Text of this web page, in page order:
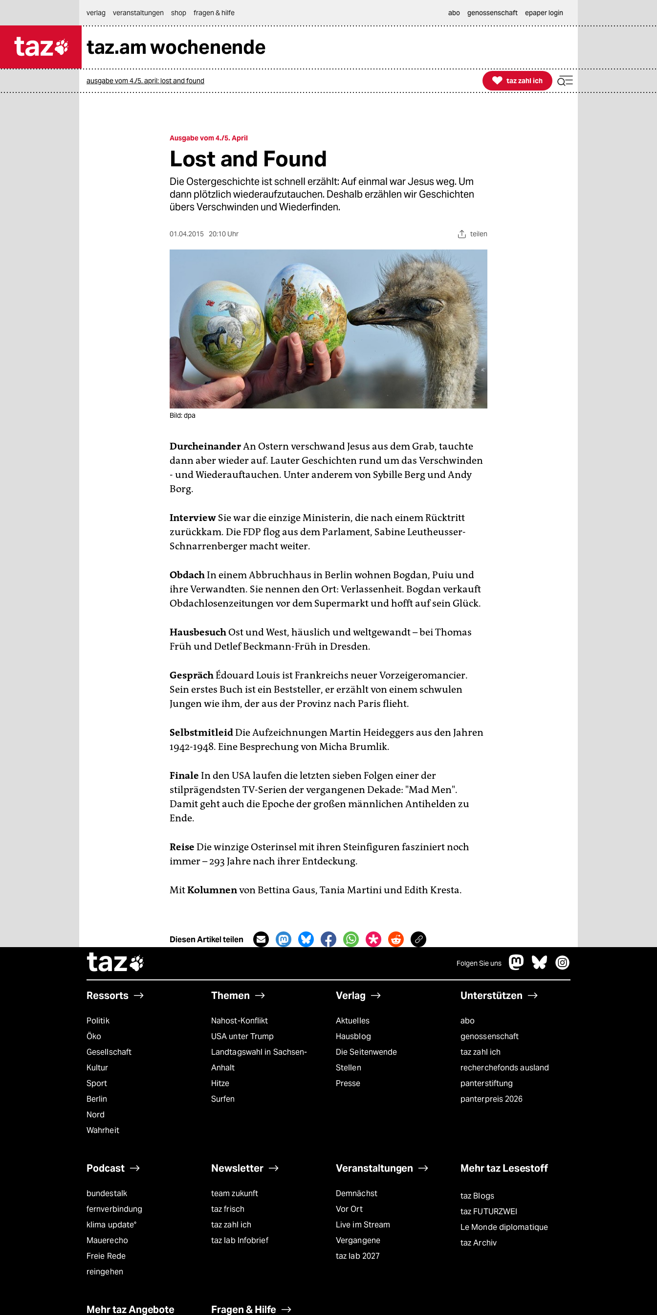
themen
verlag
veranstaltungen shop fragen & hilfe abo genossenschaft epaper login
taz.am wochenende
ausgabe vom 4./5. april: lost and found 
taz zahl ich
taz zahl ich
Ausgabe vom 4./5. April
Lost and Found
Die Ostergeschichte ist schnell erzählt: Auf einmal war Jesus weg. Um
dann plötzlich wiederaufzutauchen. Deshalb erzählen wir Geschichten
übers Verschwinden und Wiederfinden.
01.04.2015 20:10 Uhr teilen
Bild: dpa
DurcheinanderAn Ostern verschwand Jesus aus dem Grab, tauchte
dann aber wieder auf. Lauter Geschichten rund um das Verschwinden
- und Wiederauftauchen. Unter anderem von Sybille Berg und Andy
Borg.
Interview Sie war die einzige Ministerin, die nach einem Rücktritt
zurückkam. Die FDP flog aus dem Parlament, Sabine Leutheusser-
Schnarrenberger macht weiter.
ObdachIn einem Abbruchhaus in Berlin wohnen Bogdan, Puiu und
ihre Verwandten. Sie nennen den Ort: Verlassenheit. Bogdan verkauft
Obdachlosenzeitungen vor dem Supermarkt und hofft auf sein Glück.
HausbesuchOst und West, häuslich und weltgewandt – bei Thomas
Früh und Detlef Beckmann-Früh in Dresden.
GesprächÉdouard Louis ist Frankreichs neuer Vorzeigeromancier.
Sein erstes Buch ist ein Beststeller, er erzählt von einem schwulen
Jungen wie ihm, der aus der Provinz nach Paris flieht.
SelbstmitleidDie Aufzeichnungen Martin Heideggers aus den Jahren
1942-1948. Eine Besprechung von Micha Brumlik.
Finale In den USA laufen die letzten sieben Folgen einer der
stilprägendsten TV-Serien der vergangenen Dekade: "Mad Men".
Damit geht auch die Epoche der großen männlichen Antihelden zu
Ende.
Reise Die winzige Osterinsel mit ihren Steinfiguren fasziniert noch
immer – 293 Jahre nach ihrer Entdeckung.
MitKolumnenvon Bettina Gaus, Tania Martini und Edith Kresta.
Diesen Artikel teilen
taz Folgen Sie uns
Ressorts
Politik
Öko
Gesellschaft
Kultur
Sport
Berlin
Nord
Wahrheit
Themen
Nahost-Konflikt
USA unter Trump
Landtagswahl in Sachsen-
Anhalt
Hitze
Surfen
Verlag
Aktuelles
Hausblog
Die Seitenwende
Stellen
Presse
Unterstützen
abo
genossenschaft
taz zahl ich
recherchefonds ausland
panterstiftung
panterpreis 2026
Podcast
bundestalk
fernverbindung
klima update°
Mauerecho
Freie Rede
reingehen
Newsletter
team zukunft
taz frisch
taz zahl ich
taz lab Infobrief
Veranstaltungen
Demnächst
Vor Ort
Live im Stream
Vergangene
taz lab 2027
Mehr taz Lesestoff
taz Blogs
taz FUTURZWEI
Le Monde diplomatique
taz Archiv
Mehr taz Angebote Fragen & Hilfe